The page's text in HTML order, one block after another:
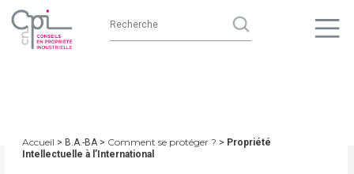
Accueil > B.A.-BA > Comment se protéger ? > Propriété
Intellectuelle à l’International